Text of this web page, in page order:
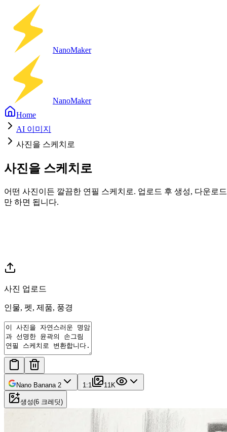
NanoMaker
NanoMaker
Home
AI 이미지
사진을 스케치로
사진을 스케치로
어떤 사진이든 깔끔한 연필 스케치로. 업로드 후 생성, 다운로드
만 하면 됩니다.
사진 업로드
인물, 펫, 제품, 풍경
Nano Banana 2 1:1 1 1K
생성(6 크레딧)